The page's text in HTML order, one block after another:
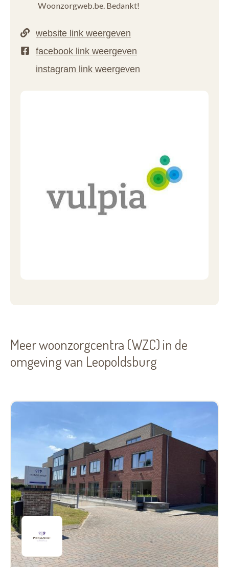
Woonzorgweb.be. Bedankt!
Meer woonzorgcentra (WZC) in de
omgeving van Leopoldsburg